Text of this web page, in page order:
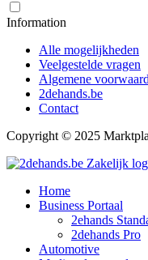
Information
Alle mogelijkheden
Veelgestelde vragen
Algemene
2dehands.be
Contact
Copyright © 2025
Home
Business Portaal
2ehands
2dehands Pro
Automotive